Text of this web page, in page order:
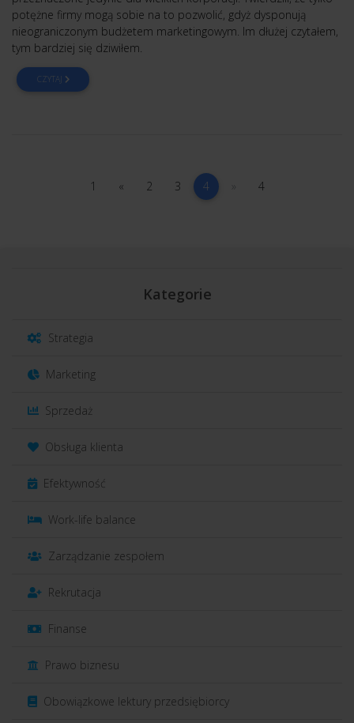
potężne firmy mogą sobie na to pozwolić, gdyż dysponują
nieograniczonym budżetem marketingowym. Im dłużej czytałem,
tym bardziej się dziwiłem.
CZYTAJ
1 «poprzednia
22 33 4(current)następna
44
Kategorie
Strategia
Marketing
Sprzedaż
Obsługa klienta
Efektywność
Work-life balance
Zarządzanie zespołem
Rekrutacja
Finanse
Prawo biznesu
Obowiązkowe lektury przedsiębiorcy